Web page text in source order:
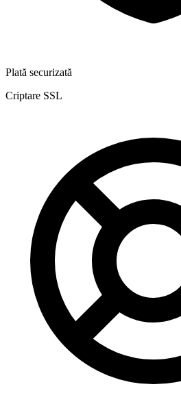
Plată securizată
Criptare SSL